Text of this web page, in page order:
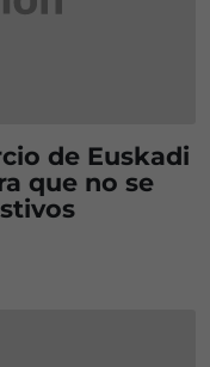
de Euskadi
que no se